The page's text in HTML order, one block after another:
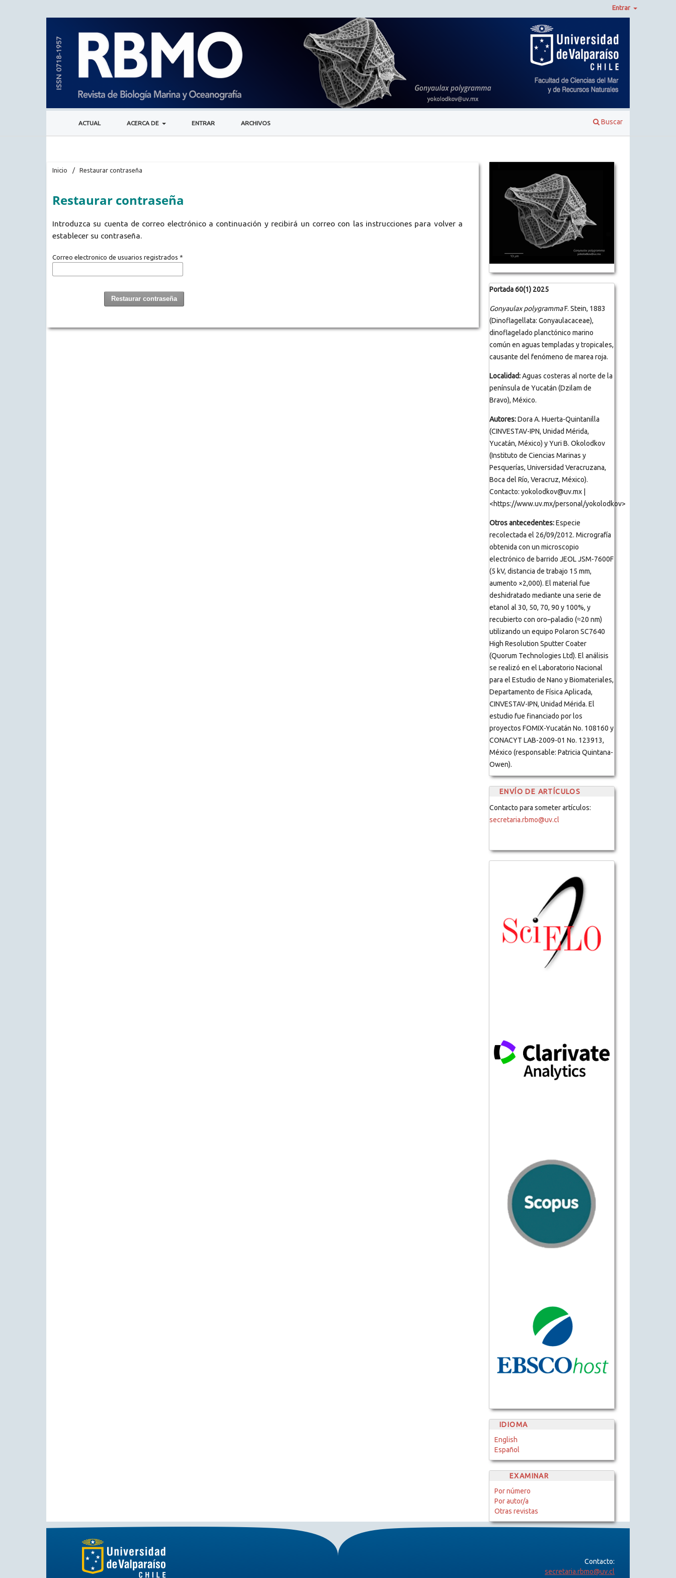
ACTUAL ACERCA DE ENTRAR ARCHIVOS Buscar
Entrar
Inicio / Restaurar contraseña
Restaurar contraseña
Introduzca su cuenta de correo electrónico a continuación y recibirá un correo con las instrucciones para volver a
establecer su contraseña.
Correo electronico de usuarios registrados *
Restaurar contraseña
Portada 60(1) 2025
Gonyaulax polygrammaF. Stein, 1883
(Dinoflagellata: Gonyaulacaceae),
dinoflagelado planctónico marino
común en aguas templadas y tropicales,
causante del fenómeno de marea roja.
Localidad:Aguas costeras al norte de la
península de Yucatán (Dzilam de
Bravo), México.
Autores:Dora A. Huerta-Quintanilla
(CINVESTAV-IPN, Unidad Mérida,
Yucatán, México) y Yuri B. Okolodkov
(Instituto de Ciencias Marinas y
Pesquerías, Universidad Veracruzana,
Boca del Río, Veracruz, México).
Contacto: yokolodkov@uv.mx |
<https://www.uv.mx/personal/yokolodkov>
Otros antecedentes:Especie
recolectada el 26/09/2012. Micrografía
obtenida con un microscopio
electrónico de barrido JEOL JSM-7600F
(5 kV, distancia de trabajo 15 mm,
aumento ×2,000). El material fue
deshidratado mediante una serie de
etanol al 30, 50, 70, 90 y 100%, y
recubierto con oro–paladio (≈20 nm)
utilizando un equipo Polaron SC7640
High Resolution Sputter Coater
(Quorum Technologies Ltd). El análisis
se realizó en el Laboratorio Nacional
para el Estudio de Nano y Biomateriales,
Departamento de Física Aplicada,
CINVESTAV-IPN, Unidad Mérida. El
estudio fue financiado por los
proyectos FOMIX-Yucatán No. 108160 y
CONACYT LAB-2009-01 No. 123913,
México (responsable: Patricia Quintana-
Owen).
ENVÍO DE ARTÍCULOS
Contacto para someter artículos:
secretaria.rbmo@uv.cl
IDIOMA
English
Español
EXAMINAR
Por número
Por autor/a
Otras revistas
Contacto:
secretaria.rbmo@uv.cl